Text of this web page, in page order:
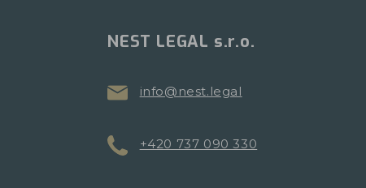
NEST LEGAL s.r.o.
info@nest.legal
+420 737 090 330